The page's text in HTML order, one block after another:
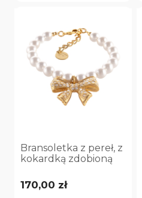
Bransoletka z pereł, z
kokardką zdobioną
Princess Collection
(B25/NUT/09AU)
170,00 zł